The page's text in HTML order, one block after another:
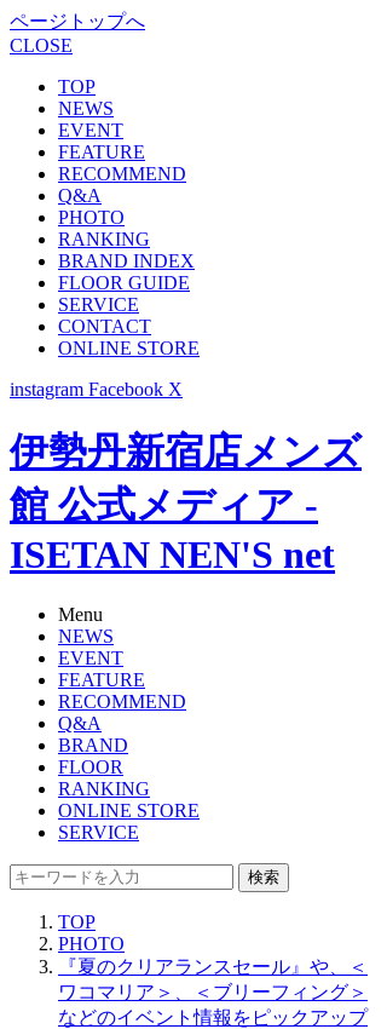
ページトップへ
CLOSE
TOP
NEWS
EVENT
FEATURE
RECOMMEND
Q&A
PHOTO
RANKING
BRAND INDEX
FLOOR GUIDE
SERVICE
CONTACT
ONLINE STORE
instagram Facebook X
伊勢丹新宿店メンズ
館 公式メディア -
ISETAN NEN'S net
Menu
NEWS
EVENT
FEATURE
RECOMMEND
Q&A
BRAND
FLOOR
RANKING
ONLINE STORE
SERVICE
検索
TOP
PHOTO
『夏のクリアランスセール』や、＜
ワコマリア＞、＜ブリーフィング＞
などのイベント情報をピックアップ